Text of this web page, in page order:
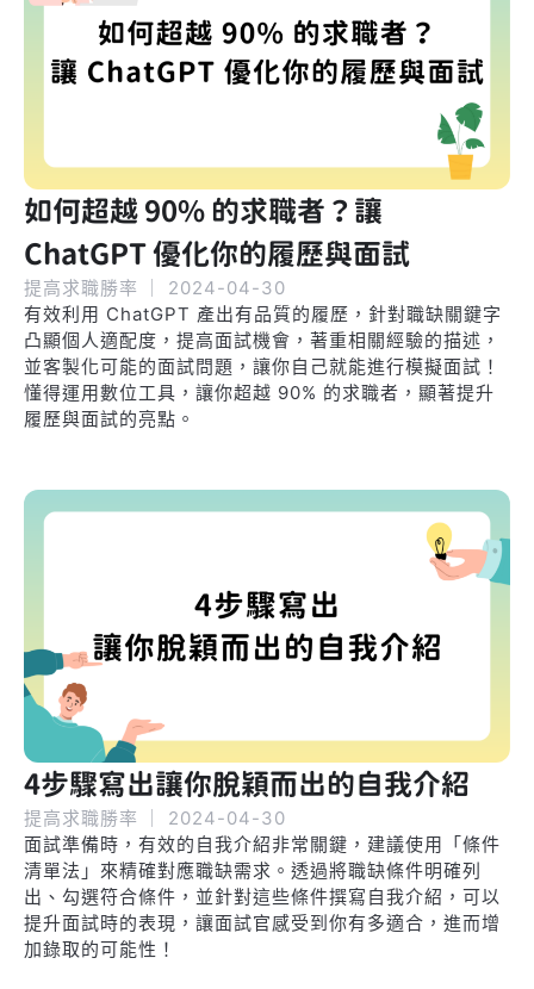
如何超越 90% 的求職者？讓
ChatGPT 優化你的履歷與面試
提高求職勝率
2024-04-30
有效利用 ChatGPT 產出有品質的履歷，針對職缺關鍵字
凸顯個人適配度，提高面試機會，著重相關經驗的描述，
並客製化可能的面試問題，讓你自己就能進行模擬面試！
懂得運用數位工具，讓你超越 90% 的求職者，顯著提升
履歷與面試的亮點。
4步驟寫出讓你脫穎而出的自我介紹
提高求職勝率
2024-04-30
面試準備時，有效的自我介紹非常關鍵，建議使用「條件
清單法」來精確對應職缺需求。透過將職缺條件明確列
出、勾選符合條件，並針對這些條件撰寫自我介紹，可以
提升面試時的表現，讓面試官感受到你有多適合，進而增
加錄取的可能性！